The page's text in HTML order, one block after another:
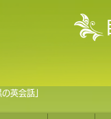
英会話」